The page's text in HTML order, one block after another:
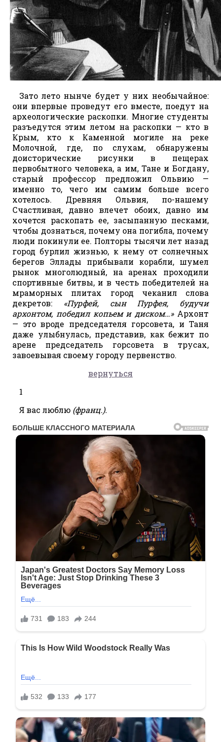
Зато лето нынче будет у них необычайное:
они впервые проведут его вместе, поедут на
археологические раскопки. Многие студенты
разъедутся этим летом на раскопки — кто в
Крым, кто к Каменной могиле на реке
Молочной, где, по слухам, обнаружены
доисторические рисунки в пещерах
первобытного человека, а им, Тане и Богдану,
старый профессор предложил Ольвию —
именно то, чего им самим больше всего
хотелось. Древняя Ольвия, по-нашему
Счастливая, давно влечет обоих, давно им
хочется раскопать ее, засыпанную песками,
чтобы дознаться, почему она погибла, почему
люди покинули ее. Полторы тысячи лет назад
город бурлил жизнью, к нему от солнечных
берегов Эллады прибывали корабли, шумел
рынок многолюдный, на аренах проходили
спортивные битвы, и в честь победителей на
мраморных плитах город чеканил слова
декретов: «Пурфей, сын Пурфея, будучи
архонтом, победил копьем и диском…»Архонт
— это вроде председателя горсовета, и Таня
даже улыбнулась, представив, как бежит по
арене председатель горсовета в трусах,
завоевывая своему городу первенство.
вернуться
1
Я вас люблю (франц.).